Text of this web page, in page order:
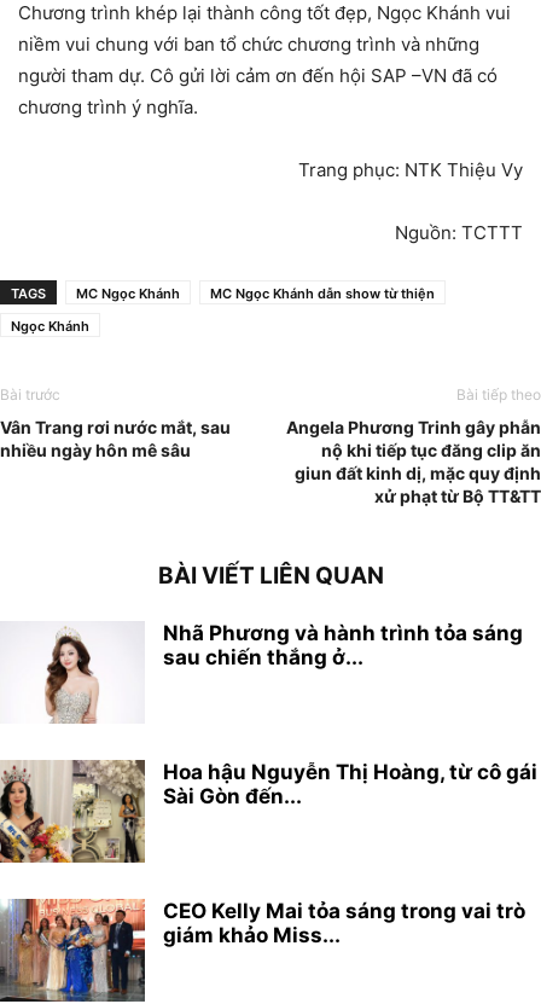
Chương trình khép lại thành công tốt đẹp, Ngọc Khánh vui
niềm vui chung với ban tổ chức chương trình và những
người tham dự. Cô gửi lời cảm ơn đến hội SAP –VN đã có
chương trình ý nghĩa.
Trang phục: NTK Thiệu Vy
Nguồn: TCTTT
TAGS MC Ngọc Khánh
MC Ngọc Khánh dẫn show từ thiện
Ngọc Khánh
Bài trước
Vân Trang rơi nước mắt, sau
nhiều ngày hôn mê sâu
Bài tiếp theo
Angela Phương Trinh gây phẫn
nộ khi tiếp tục đăng clip ăn
giun đất kinh dị, mặc quy định
xử phạt từ Bộ TT&TT
BÀI VIẾT LIÊN QUAN
Nhã Phương và hành trình tỏa sáng
sau chiến thắng ở...
Hoa hậu Nguyễn Thị Hoàng, từ cô gái
Sài Gòn đến...
CEO Kelly Mai tỏa sáng trong vai trò
giám khảo Miss...